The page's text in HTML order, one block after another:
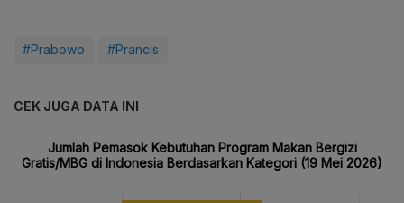
#Prabowo #Prancis
CEK JUGA DATA INI